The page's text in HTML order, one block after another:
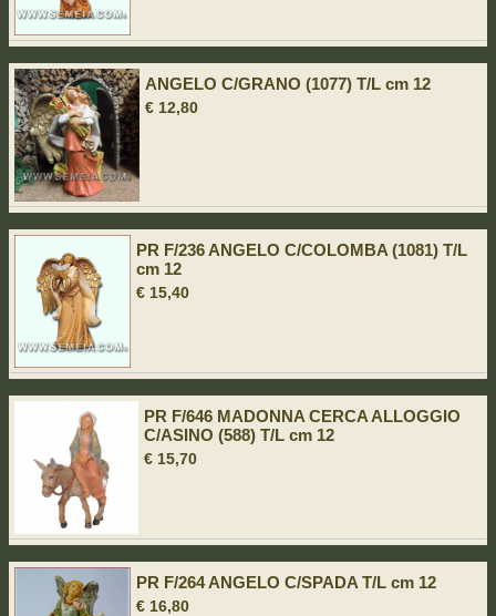
ANGELO C/GRANO (1077) T/L cm 12
€ 12,80
PR F/236 ANGELO C/COLOMBA (1081) T/L
cm 12
€ 15,40
PR F/646 MADONNA CERCA ALLOGGIO
C/ASINO (588) T/L cm 12
€ 15,70
PR F/264 ANGELO C/SPADA T/L cm 12
€ 16,80